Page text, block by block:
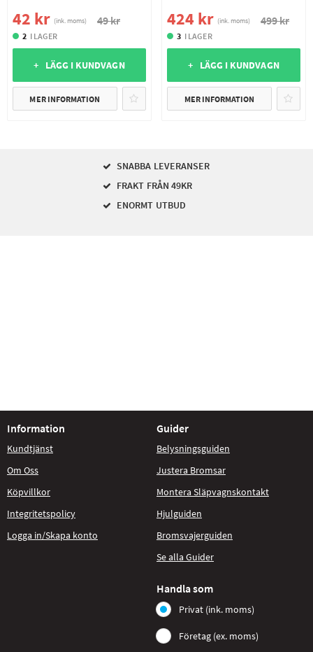
42 kr (ink. moms) 49 kr
2 I LAGER
+ LÄGG I KUNDVAGN
MER INFORMATION
424 kr (ink. moms) 499 kr
3 I LAGER
+ LÄGG I KUNDVAGN
MER INFORMATION
SNABBA LEVERANSER
FRAKT FRÅN 49KR
ENORMT UTBUD
Information
Kundtjänst
Om Oss
Köpvillkor
Integritetspolicy
Logga in/Skapa konto
Guider
Belysningsguiden
Justera Bromsar
Montera Släpvagnskontakt
Hjulguiden
Bromsvajerguiden
Se alla Guider
Handla som
Privat (ink. moms)
Företag (ex. moms)